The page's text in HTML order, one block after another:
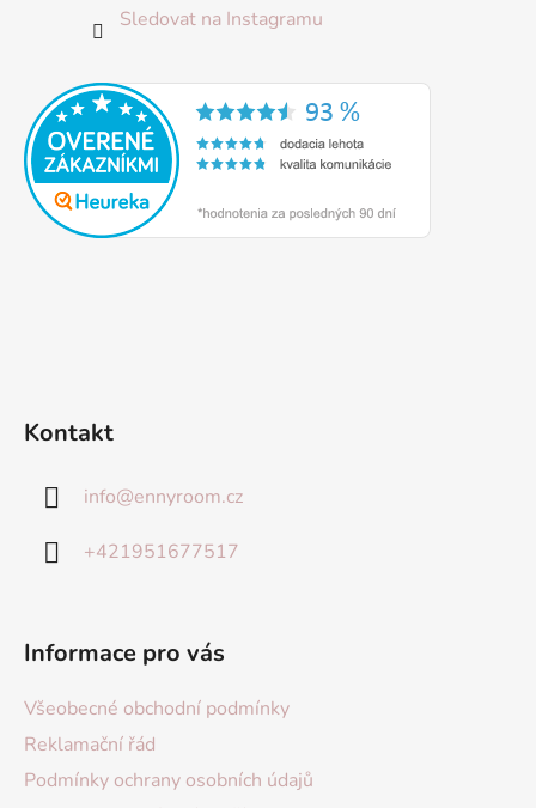
Sledovat na Instagramu
Kontakt
info@ennyroom.cz
+421951677517
Informace pro vás
Všeobecné obchodní podmínky
Reklamační řád
Podmínky ochrany osobních údajů